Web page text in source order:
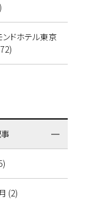
ンドホテル東京
(2)